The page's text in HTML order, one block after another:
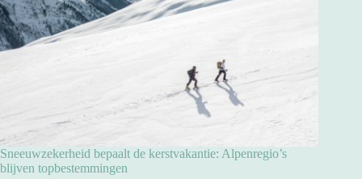
Sneeuwzekerheid bepaalt de kerstvakantie: Alpenregio’s
blijven topbestemmingen